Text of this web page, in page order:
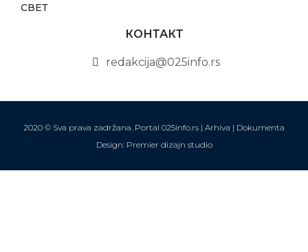
СВЕТ
КОНТАКТ
redakcija@025info.rs
2020 © Sva prava zadržana. Portal 025info.rs | Arhiva | Dokumenta
Design: Premier dizajn studio